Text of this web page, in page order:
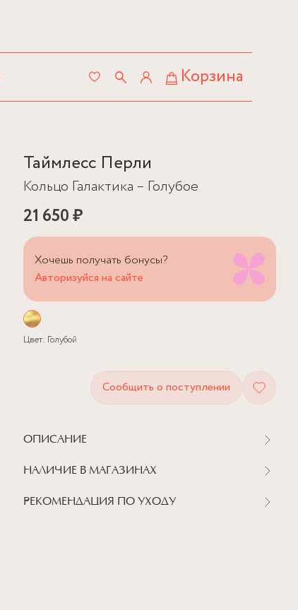
Корзина
Таймлесс Перли
Кольцо Галактика – Голубое
21 650 ₽
Хочешь получать бонусы?
Авторизуйся на сайте
Цвет: Голубой
Сообщить о поступлении
ОПИСАНИЕ
НАЛИЧИЕ В МАГАЗИНАХ
РЕКОМЕНДАЦИЯ ПО УХОДУ